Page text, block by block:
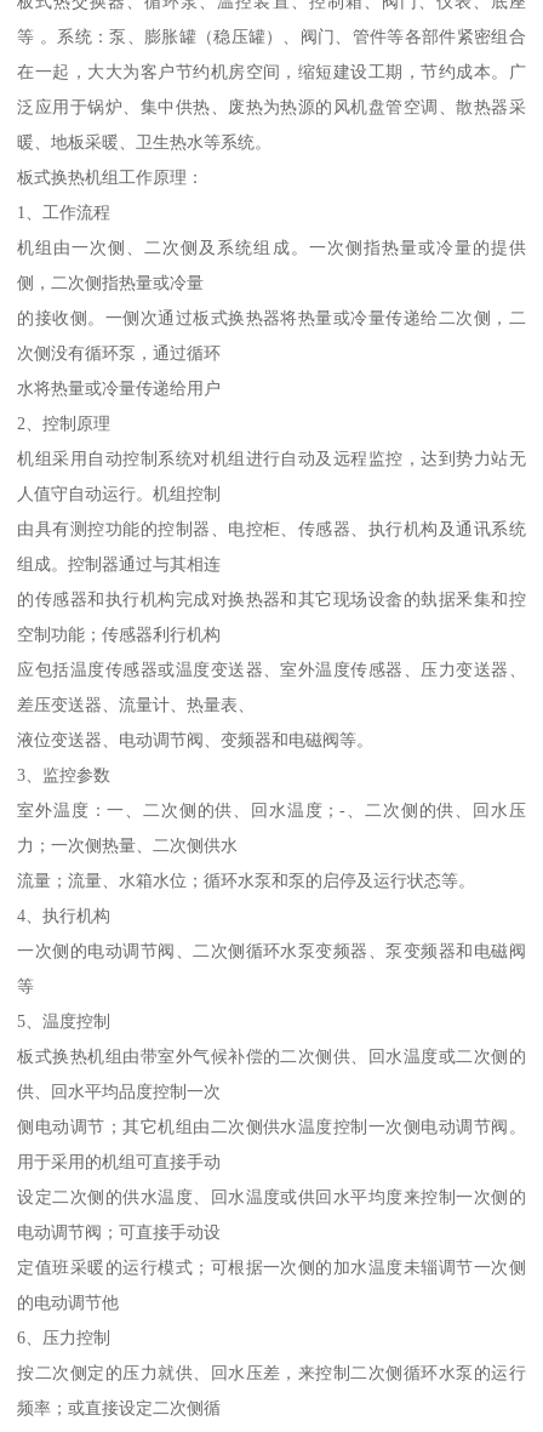
等 。系统：泵、膨胀罐（稳压罐）、阀门、管件等各部件紧密组合
在一起，大大为客户节约机房空间，缩短建设工期，节约成本。广
泛应用于锅炉、集中供热、废热为热源的风机盘管空调、散热器采
暖、地板采暖、卫生热水等系统。
板式换热机组工作原理：
1、工作流程
机组由一次侧、二次侧及系统组成。一次侧指热量或冷量的提供
侧，二次侧指热量或冷量
的接收侧。一侧次通过板式换热器将热量或冷量传递给二次侧，二
次侧没有循环泵，通过循环
水将热量或冷量传递给用户
2、控制原理
机组采用自动控制系统对机组进行自动及远程监控，达到势力站无
人值守自动运行。机组控制
由具有测控功能的控制器、电控柜、传感器、执行机构及通讯系统
组成。控制器通过与其相连
的传感器和执行机构完成对换热器和其它现场设畲的埶据釆集和控
空制功能；传感器利行机构
应包括温度传感器或温度变送器、室外温度传感器、压力变送器、
差压变送器、流量计、热量表、
液位变送器、电动调节阀、变频器和电磁阀等。
3、监控参数
室外温度：一、二次侧的供、回水温度；-、二次侧的供、回水压
力；一次侧热量、二次侧供水
流量；流量、水箱水位；循环水泵和泵的启停及运行状态等。
4、执行机构
一次侧的电动调节阀、二次侧循环水泵变频器、泵变频器和电磁阀
等
5、温度控制
板式换热机组由带室外气候补偿的二次侧供、回水温度或二次侧的
供、回水平均品度控制一次
侧电动调节；其它机组由二次侧供水温度控制一次侧电动调节阀。
用于采用的机组可直接手动
设定二次侧的供水温度、回水温度或供回水平均度来控制一次侧的
电动调节阀；可直接手动设
定值班采暖的运行模式；可根据一次侧的加水温度未辎调节一次侧
的电动调节他
6、压力控制
按二次侧定的压力就供、回水压差，来控制二次侧循环水泵的运行
频率；或直接设定二次侧循